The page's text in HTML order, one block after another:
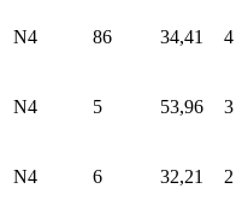
N4 86 34,41 4
N4 5 53,96 3
N4 6 32,21 2